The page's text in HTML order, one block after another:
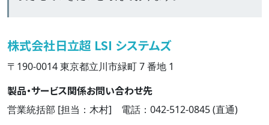
株式会社日立超 LSI システムズ
〒190-0014 東京都立川市緑町 7 番地 1
製品・サービス関係お問い合わせ先
営業統括部 [担当：木村] 電話：042-512-0845 (直通)